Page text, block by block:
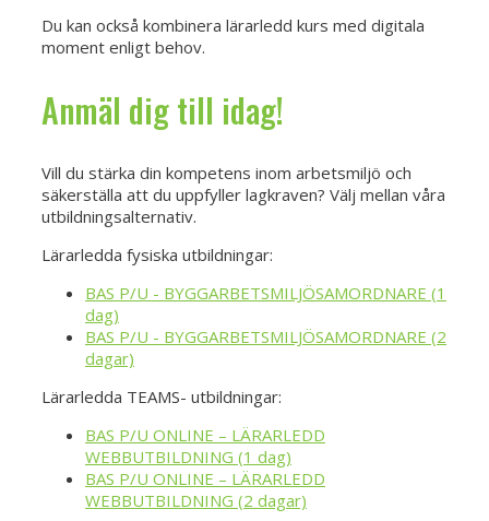
Du kan också kombinera lärarledd kurs med digitala
moment enligt behov.
Anmäl dig till idag!
Vill du stärka din kompetens inom arbetsmiljö och
säkerställa att du uppfyller lagkraven? Välj mellan våra
utbildningsalternativ.
Lärarledda fysiska utbildningar:
BAS P/U - BYGGARBETSMILJÖSAMORDNARE (1
dag)
BAS P/U - BYGGARBETSMILJÖSAMORDNARE (2
dagar)
Lärarledda TEAMS- utbildningar:
BAS P/U ONLINE – LÄRARLEDD
WEBBUTBILDNING (1 dag)
BAS P/U ONLINE – LÄRARLEDD
WEBBUTBILDNING (2 dagar)